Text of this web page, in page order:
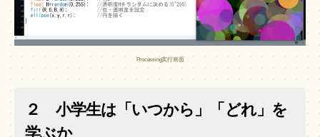
Processing実行画面
２ 小学生は「いつから」「どれ」を
学ぶか